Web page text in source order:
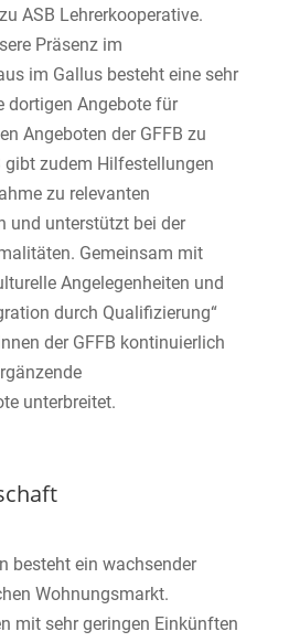
ASB Lehrerkooperative.
Präsenz im
im Gallus besteht eine sehr
dortigen Angebote für
Angeboten der GFFB zu
gibt zudem Hilfestellungen
zu relevanten
und unterstützt bei der
Gemeinsam mit
Angelegenheiten und
durch Qualifizierung“
der GFFB kontinuierlich
unterbreitet.
besteht ein wachsender
Wohnungsmarkt.
mit sehr geringen Einkünften